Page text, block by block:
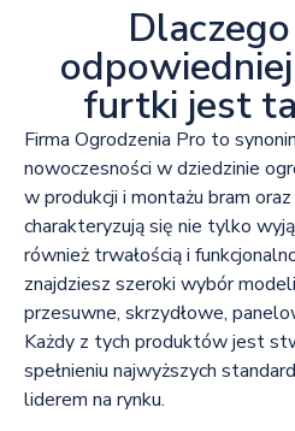
furtki jest
Firma Ogrodzenia Pro to
nowoczesności w dziedzinie
w produkcji i montażu bram
charakteryzują się nie tylko
również trwałością i
znajdziesz szeroki wybór
przesuwne, skrzydłowe,
Każdy z tych produktów jest
spełnieniu najwyższych
liderem na rynku.